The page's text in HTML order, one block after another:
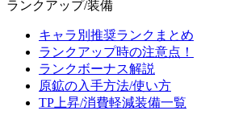
ランクアップ/装備
キャラ別推奨ランクまとめ
ランクアップ時の注意点！
ランクボーナス解説
原鉱の入手方法/使い方
TP上昇/消費軽減装備一覧